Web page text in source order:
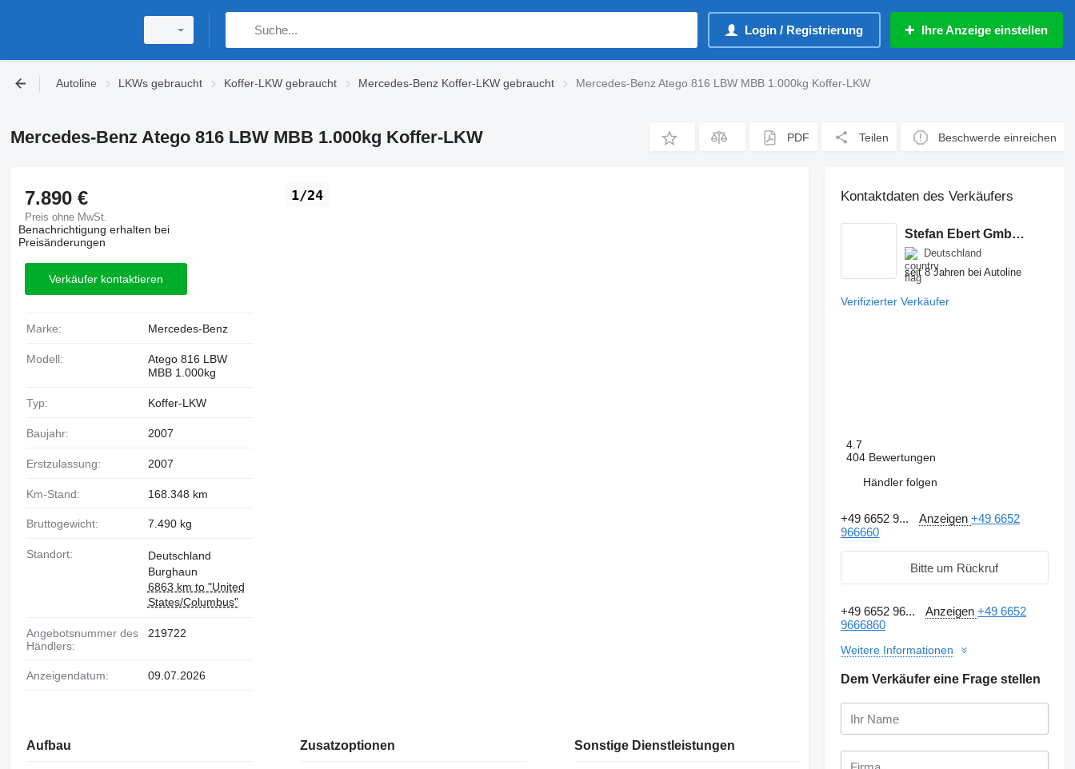
Login / Registrierung Ihre Anzeige einstellen
Autoline LKWs gebraucht Koffer-LKW gebraucht Mercedes-Benz Koffer-LKW gebraucht Mercedes-Benz Atego 816 LBW MBB 1.000kg Koffer-LKW
Mercedes-Benz Atego 816 LBW MBB 1.000kg Koffer-LKW PDF Teilen Beschwerde einreichen
1/24
7.890 €
Preis ohne MwSt.
Benachrichtigung erhalten bei
Preisänderungen
Verkäufer kontaktieren
Marke: Mercedes-Benz
Modell:
Atego 816 LBW
MBB 1.000kg
Typ: Koffer-LKW
Baujahr: 2007
Erstzulassung: 2007
Km-Stand: 168.348 km
Bruttogewicht: 7.490 kg
Standort:
Deutschland
Burghaun
6863 km to "United
States/Columbus"
Angebotsnummer des
Händlers:
219722
Anzeigendatum: 09.07.2026
Aufbau Zusatzoptionen Sonstige Dienstleistungen
Kontaktdaten des Verkäufers
Stefan Ebert GmbH - Autorisierter Mercedes-Benz Servicepartner
Deutschland
seit 8 Jahren bei Autoline
Verifizierter Verkäufer
4.7
404 Bewertungen
Händler folgen
+49 6652 9... Anzeigen+49 6652
966660
Bitte um Rückruf
+49 6652 96... Anzeigen+49 6652
9666860
Weitere Informationen
Dem Verkäufer eine Frage stellen